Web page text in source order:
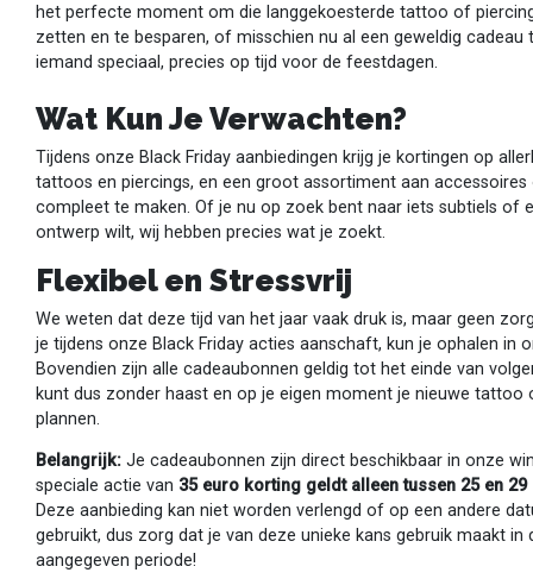
het perfecte moment om die langgekoesterde tattoo of
zetten en te besparen, of misschien nu al een geweldig cadeau
iemand speciaal, precies op tijd voor de feestdagen.
Wat Kun Je Verwachten?
Tijdens onze Black Friday aanbiedingen krijg je kortingen op
tattoos en piercings, en een groot assortiment aan
compleet te maken. Of je nu op zoek bent naar iets subtiels of
ontwerp wilt, wij hebben precies wat je zoekt.
Flexibel en Stressvrij
We weten dat deze tijd van het jaar vaak druk is, maar geen
je tijdens onze Black Friday acties aanschaft, kun je ophalen in
Bovendien zijn alle cadeaubonnen geldig tot het einde van
kunt dus zonder haast en op je eigen moment je nieuwe tattoo
plannen.
Belangrijk: Je cadeaubonnen zijn direct beschikbaar in onze
speciale actie van 35 euro korting geldt alleen tussen 25 en 29
Deze aanbieding kan niet worden verlengd of op een andere
gebruikt, dus zorg dat je van deze unieke kans gebruik maakt in
aangegeven periode!